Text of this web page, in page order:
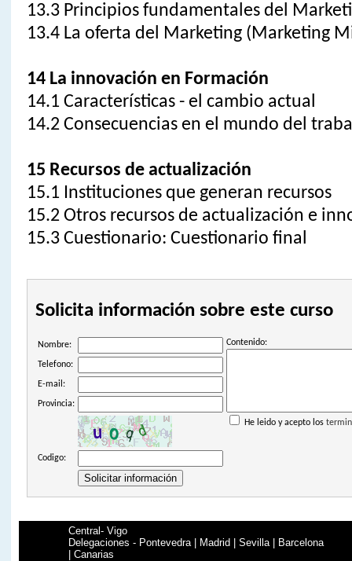
13.3 Principios fundamentales del
13.4 La oferta del Marketing (Marketing
14 La innovación en Formación
14.1 Características - el cambio actual
14.2 Consecuencias en el mundo del
15 Recursos de actualización
15.1 Instituciones que generan recursos
15.2 Otros recursos de actualización e
15.3 Cuestionario: Cuestionario final
Solicita información sobre este curso
Nombre: Contenido:
He leido y acepto los
Telefono:
E-mail:
Provincia:
Codigo:
Central- Vigo
Delegaciones - Pontevedra | Madrid | Sevilla | Barcelona
| Canarias